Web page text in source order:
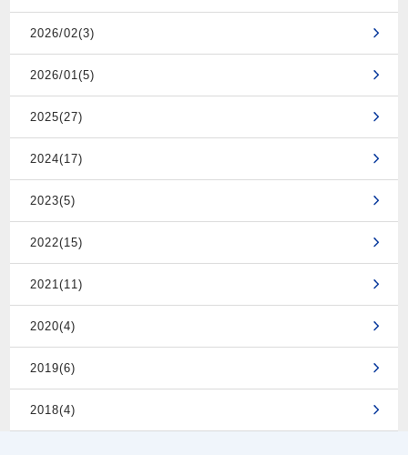
2026/02(3)
2026/01(5)
2025(27)
2024(17)
2023(5)
2022(15)
2021(11)
2020(4)
2019(6)
2018(4)